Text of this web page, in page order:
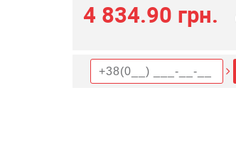
4 834.90 грн.